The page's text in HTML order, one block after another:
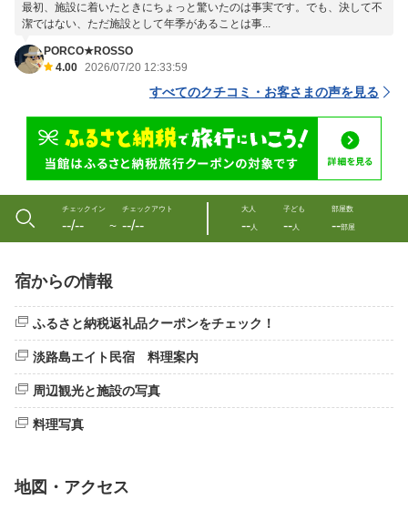
最初、施設に着いたときにちょっと驚いたのは事実です。でも、決して不
潔ではない、ただ施設として年季があることは事...
PORCO★ROSSO
4.00 2026/07/20 12:33:59
すべてのクチコミ・お客さまの声を見る
チェックイン
--/-- 〜
チェックアウト
--/--
大人
--人
子ども
--人
部屋数
--部屋
宿からの情報
ふるさと納税返礼品クーポンをチェック！
淡路島エイト民宿 料理案内
周辺観光と施設の写真
料理写真
地図・アクセス